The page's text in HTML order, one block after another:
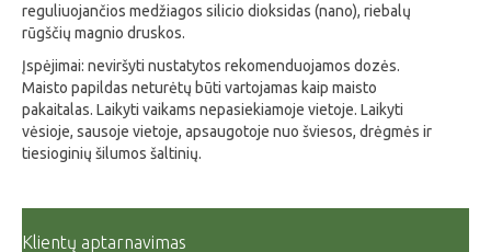
reguliuojančios medžiagos silicio dioksidas (nano), riebalų
rūgščių magnio druskos.
Įspėjimai: neviršyti nustatytos rekomenduojamos dozės.
Maisto papildas neturėtų būti vartojamas kaip maisto
pakaitalas. Laikyti vaikams nepasiekiamoje vietoje. Laikyti
vėsioje, sausoje vietoje, apsaugotoje nuo šviesos, drėgmės ir
tiesioginių šilumos šaltinių.
Klientų aptarnavimas